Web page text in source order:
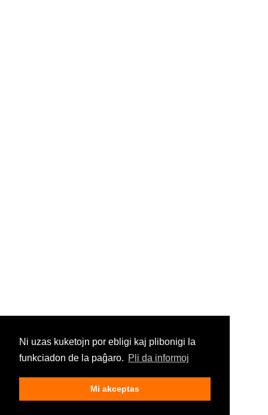
Ni uzas kuketojn por ebligi kaj plibonigi la
funkciadon de la paĝaro. Pli da informoj
Mi akceptas